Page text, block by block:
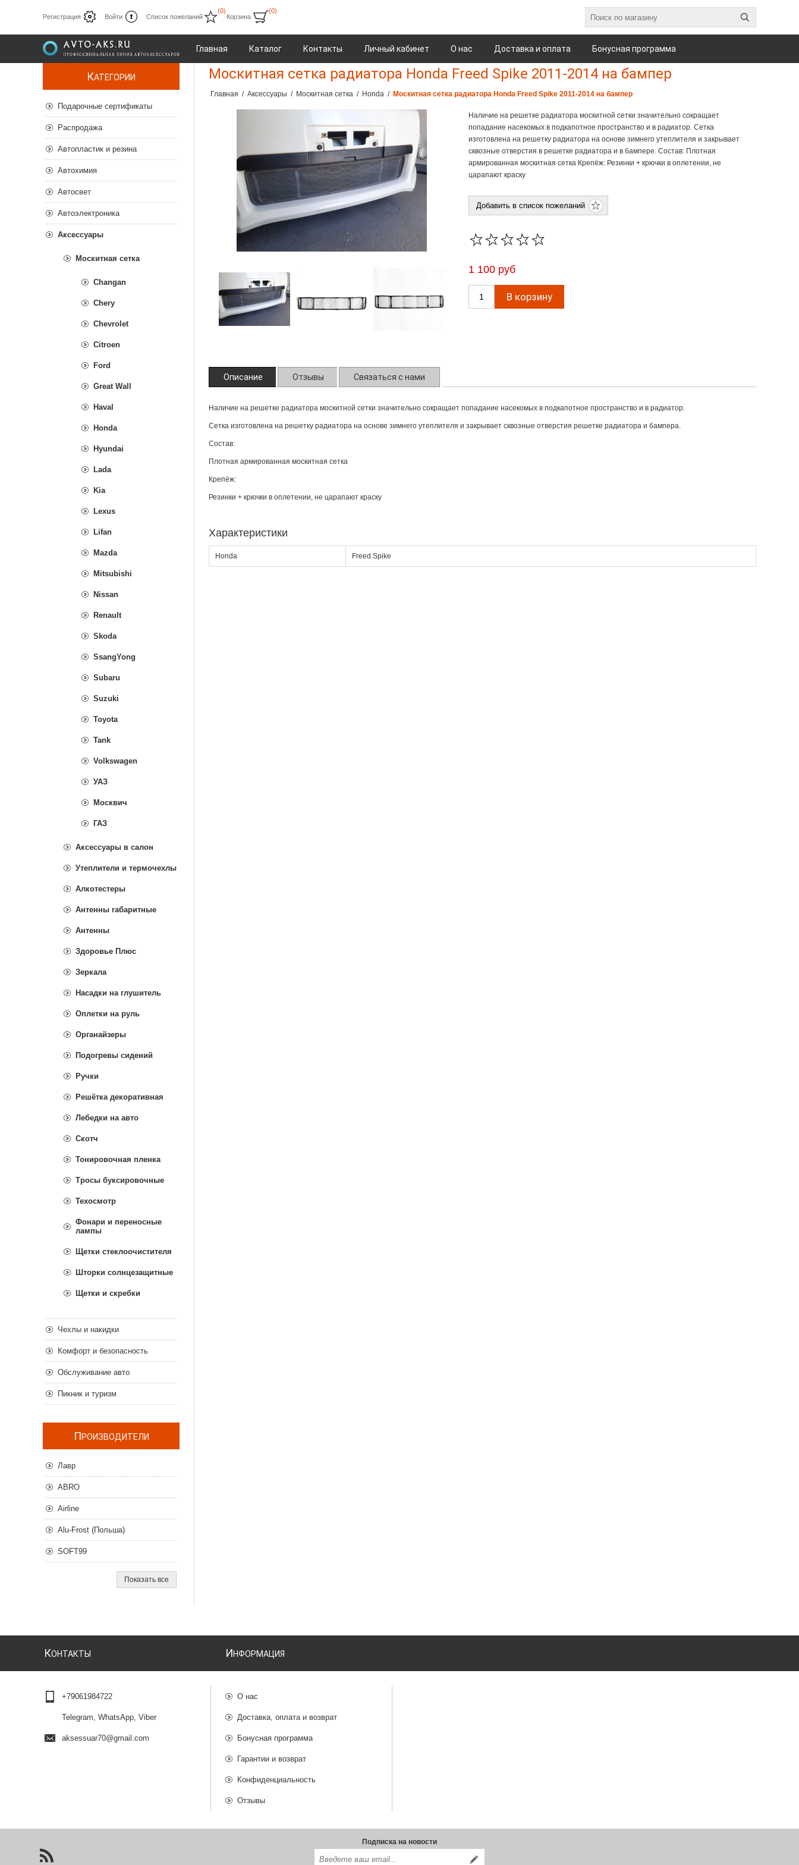
Регистрация Войти Список пожеланий
(0)
Корзина
(0)
Главная Каталог Контакты Личный кабинет О нас Доставка и оплата Бонусная программа
Москитная сетка радиатора Honda Freed Spike 2011-2014 на бампер
Главная / Аксессуары / Москитная сетка / Honda / Москитная сетка радиатора Honda Freed Spike 2011-2014 на бампер
Наличие на решетке радиатора москитной сетки значительно сокращает
попадание насекомых в подкапотное пространство и в радиатор. Сетка
изготовлена на решетку радиатора на основе зимнего утеплителя и закрывает
сквозные отверстия в решетке радиатора и в бампере. Состав: Плотная
армированная москитная сетка Крепёж: Резинки + крючки в оплетении, не
царапают краску
1 100 руб
Описание Отзывы Связаться с нами
Наличие на решетке радиатора москитной сетки значительно сокращает попадание насекомых в подкапотное пространство и в радиатор.
Сетка изготовлена на решетку радиатора на основе зимнего утеплителя и закрывает сквозные отверстия решетке радиатора и бампера.
Состав:
Плотная армированная москитная сетка
Крепёж:
Резинки + крючки в оплетении, не царапают краску
Характеристики
Honda Freed Spike
КАТЕГОРИИ
Подарочные сертификаты
Распродажа
Автопластик и резина
Автохимия
Автосвет
Автоэлектроника
Аксессуары
Москитная сетка
Changan
Chery
Chevrolet
Citroen
Ford
Great Wall
Haval
Honda
Hyundai
Lada
Kia
Lexus
Lifan
Mazda
Mitsubishi
Nissan
Renault
Skoda
SsangYong
Subaru
Suzuki
Toyota
Tank
Volkswagen
УАЗ
Москвич
ГАЗ
Аксессуары в салон
Утеплители и термочехлы
Алкотестеры
Антенны габаритные
Антенны
Здоровье Плюс
Зеркала
Насадки на глушитель
Оплетки на руль
Органайзеры
Подогревы сидений
Ручки
Решётка декоративная
Лебедки на авто
Скотч
Тонировочная пленка
Тросы буксировочные
Техосмотр
Фонари и переносные
лампы
Щетки стеклоочистителя
Шторки солнцезащитные
Щетки и скребки
Чехлы и накидки
Комфорт и безопасность
Обслуживание авто
Пикник и туризм
ПРОИЗВОДИТЕЛИ
Лавр
ABRO
Airline
Alu-Frost (Польша)
SOFT99
Показать все
КОНТАКТЫ
+79061984722
Telegram, WhatsApp, Viber
aksessuar70@gmail.com
ИНФОРМАЦИЯ
О нас
Доставка, оплата и возврат
Бонусная программа
Гарантии и возврат
Конфиденциальность
Отзывы
Подписка на новости